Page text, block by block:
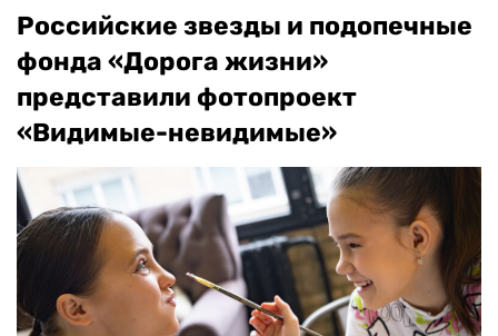
Российские звезды и подопечные
фонда «Дорога жизни»
представили фотопроект
«Видимые-невидимые»